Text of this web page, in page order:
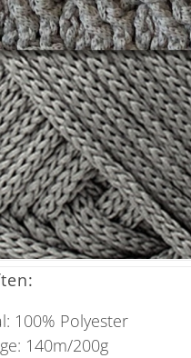
100% Polyester
140m/200g